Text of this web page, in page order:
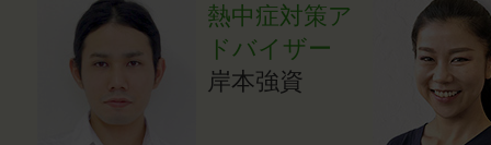
熱中症対策ア
ドバイザー
岸本強資